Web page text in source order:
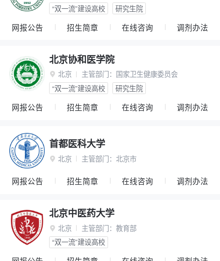
“双一流”建设高校
研究生院
网报公告 招生简章 在线咨询 调剂办法
北京协和医学院
 北京 主管部门： 国家卫生健康委员会
“双一流”建设高校
研究生院
网报公告 招生简章 在线咨询 调剂办法
首都医科大学
 北京 主管部门： 北京市
网报公告 招生简章 在线咨询 调剂办法
北京中医药大学
 北京 主管部门： 教育部
“双一流”建设高校